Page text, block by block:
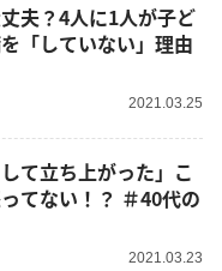
夫？4人に1人が子ど
「していない」理由
2021.03.25
て立ち上がった」こ
てない！？ ＃40代の
2021.03.23